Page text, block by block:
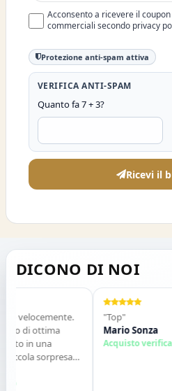
Acconsento a ricevere il
commerciali secondo privacy
Protezione anti-spam attiva
VERIFICA ANTI-SPAM
Quanto fa 7 + 3?
Ricevi il
DICONO DI NOI
ottima
in una
sorpresa
,alla
Mario Sonza
Acquisto verificato